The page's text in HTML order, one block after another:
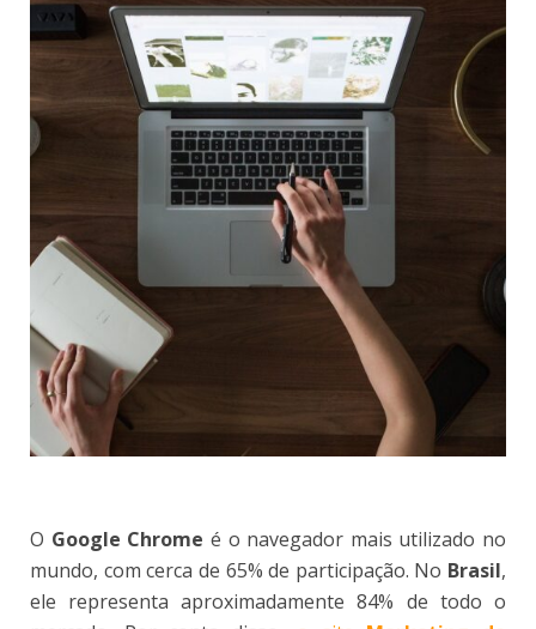
O Google Chrome é o navegador mais utilizado no
mundo, com cerca de 65% de participação. No Brasil,
ele representa aproximadamente 84% de todo o